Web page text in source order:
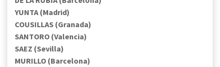
YUNTA (Madrid)
COUSILLAS (Granada)
SANTORO (Valencia)
SAEZ (Sevilla)
MURILLO (Barcelona)